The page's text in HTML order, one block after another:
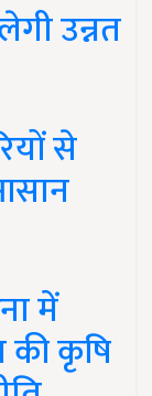
उन्नत
से
में
की कृषि